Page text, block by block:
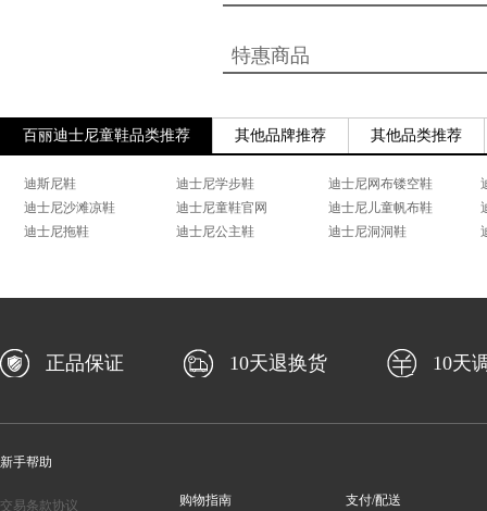
特惠商品
百丽迪士尼童鞋品类推荐 其他品牌推荐 其他品类推荐
迪斯尼鞋 迪士尼学步鞋 迪士尼网布镂空鞋
迪士尼沙滩凉鞋
迪士尼童鞋官网 迪士尼儿童帆布鞋
迪士尼拖鞋
迪士尼公主鞋 迪士尼洞洞鞋
正品保证 10天退换货 10天
新手帮助
交易条款协议 购物指南 支付/配送